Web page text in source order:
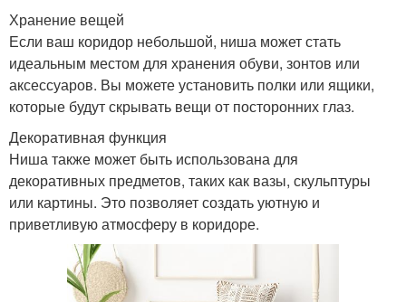
Хранение вещей
Если ваш коридор небольшой, ниша может стать
идеальным местом для хранения обуви, зонтов или
аксессуаров. Вы можете установить полки или ящики,
которые будут скрывать вещи от посторонних глаз.
Декоративная функция
Ниша также может быть использована для
декоративных предметов, таких как вазы, скульптуры
или картины. Это позволяет создать уютную и
приветливую атмосферу в коридоре.